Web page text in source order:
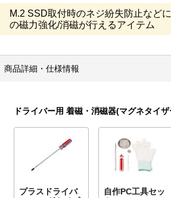
M.2 SSD取付時のネジ紛失防止など
の磁力強化/消磁が行えるアイテム
商品詳細・仕様情報
ドライバー用 着磁・消磁器(マグネタイザ
プラスドライバ
自作PC工具セッ